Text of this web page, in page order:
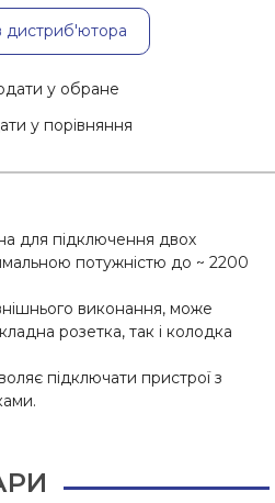
дистриб'ютора
у обране
у порівняння
для підключення двох
потужністю до ~ 2200
виконання, може
розетка, так і колодка
підключати пристрої з